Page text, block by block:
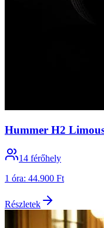
Hummer H2
14 férőhely
1 óra: 44.900 Ft
Részletek